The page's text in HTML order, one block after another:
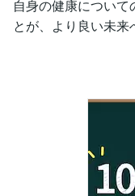
自身の健康につい
とが、より良い未来